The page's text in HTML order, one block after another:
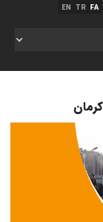
FA
TR
EN